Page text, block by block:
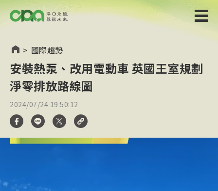
> 國際趨勢
安裝熱泵、改用電動車 英國王室規劃
淨零排放路線圖
2024/07/24 19:50:12